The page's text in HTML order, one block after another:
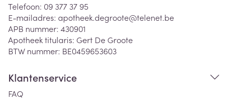
Telefoon: 09 377 37 95
E-mailadres: apotheek.degroote@telenet.be
APB nummer: 430901
Apotheek titularis: Gert De Groote
BTW nummer: BE0459653603
Klantenservice
FAQ